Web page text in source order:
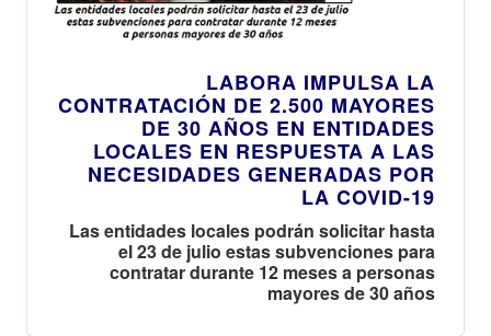
LABORA IMPULSA LA
CONTRATACIÓN DE 2.500 MAYORES
DE 30 AÑOS EN ENTIDADES
LOCALES EN RESPUESTA A LAS
NECESIDADES GENERADAS POR
LA COVID-19
Las entidades locales podrán solicitar hasta
el 23 de julio estas subvenciones para
contratar durante 12 meses a personas
mayores de 30 años